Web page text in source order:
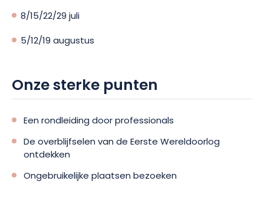
8/15/22/29 juli
5/12/19 augustus
Onze sterke punten
Een rondleiding door professionals
De overblijfselen van de Eerste Wereldoorlog
ontdekken
Ongebruikelijke plaatsen bezoeken